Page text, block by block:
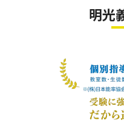
明光